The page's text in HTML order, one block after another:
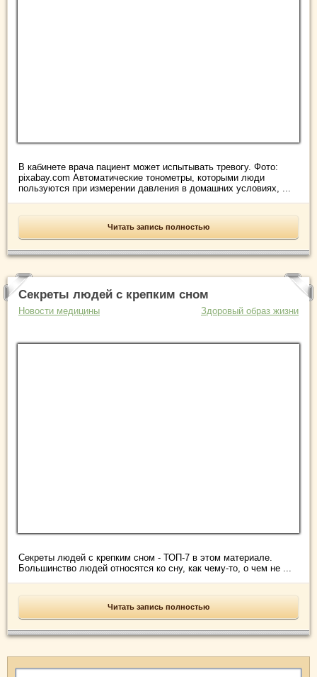
В кабинете врача пациент может испытывать тревогу. Фото:
pixabay.com Автоматические тонометры, которыми люди
пользуются при измерении давления в домашних условиях, ...
Читать запись полностью
Секреты людей с крепким сном
Новости медицины Здоровый образ жизни
Секреты людей с крепким сном - ТОП-7 в этом материале.
Большинство людей относятся ко сну, как чему-то, о чем не ...
Читать запись полностью